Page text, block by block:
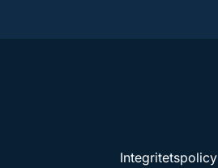
Integritetspolicy